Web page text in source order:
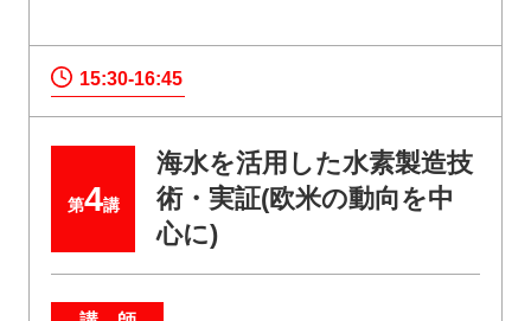
15:30-16:45
第4講
海水を活用した水素製造技
術・実証(欧米の動向を中
心に)